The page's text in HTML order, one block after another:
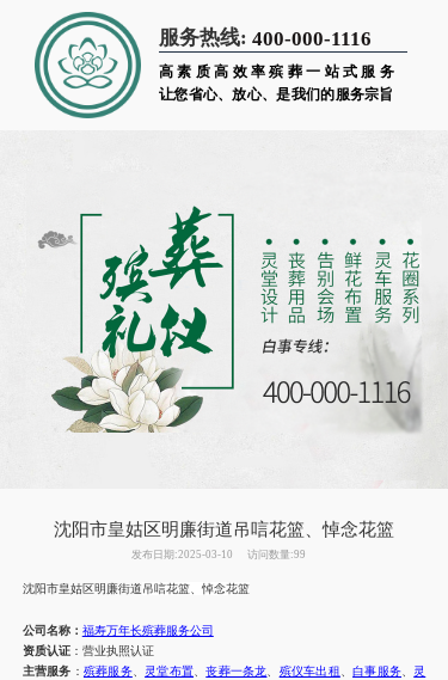
服务热线: 400-000-1116
高素质高效率殡葬一站式服务
让您省心、放心、是我们的服务宗旨
沈阳市皇姑区明廉街道吊唁花篮、悼念花篮
发布日期:2025-03-10 访问数量:99
沈阳市皇姑区明廉街道吊唁花篮、悼念花篮
公司名称： 福寿万年长殡葬服务公司
资质认证：营业执照认证
主营服务 ： 殡葬服务、 灵堂布置 、丧葬一条龙 殡仪车出租 、白事服务
灵